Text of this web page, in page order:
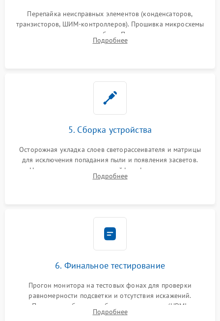
Перепайка неисправных элементов (конденсаторов,
транзисторов, ШИМ-контроллеров). Прошивка микросхемы
памяти при программных сбоях. При поломке подсветки —
разборка матрицы и замена выгоревших светодиодов.
Подробнее
5. Сборка устройства
Осторожная укладка слоев светорассеивателя и матрицы
для исключения попадания пыли и появления засветов.
Надежное подключение шлейфов, фиксация плат и
аккуратное защелкивание пластикового корпуса монитора.
Подробнее
6. Финальное тестирование
Прогон монитора на тестовых фонах для проверки
равномерности подсветки и отсутствия искажений.
Проверка работоспособности всех портов (HDMI,
DisplayPort, VGA) и кнопок управления под нагрузкой в
Подробнее